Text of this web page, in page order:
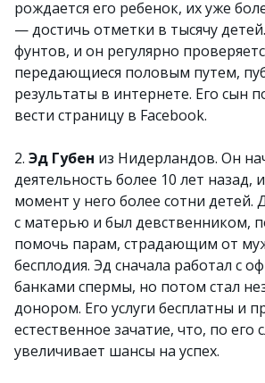
рождается его ребенок, их уже
— достичь отметки в тысячу детей.
фунтов, и он регулярно
передающиеся половым путем,
результаты в интернете. Его сын
вести страницу в Facebook.
2. Эд Губен из Нидерландов. Он
деятельность более 10 лет назад,
момент у него более сотни детей.
с матерью и был девственником,
помочь парам, страдающим от
бесплодия. Эд сначала работал с
банками спермы, но потом стал
донором. Его услуги бесплатны и
естественное зачатие, что, по его
увеличивает шансы на успех.